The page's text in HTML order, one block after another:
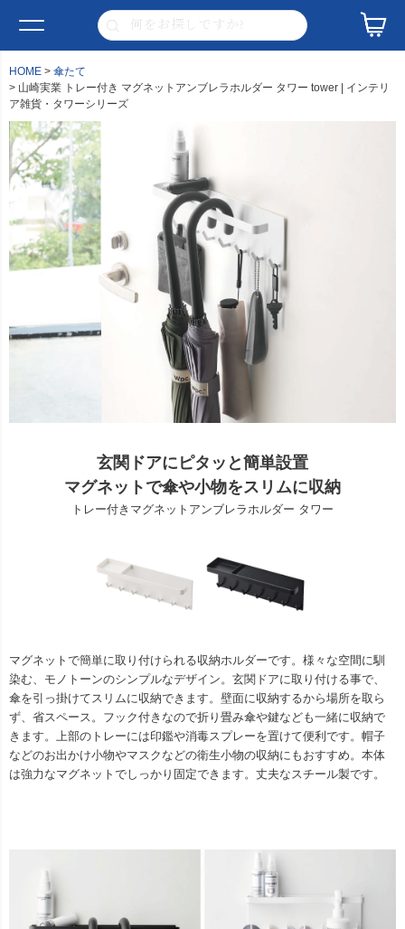
HOME
傘たて
山崎実業 トレー付き マグネットアンブレラホルダー タワー tower | インテリ
ア雑貨・タワーシリーズ
玄関ドアにピタッと簡単設置
マグネットで傘や小物をスリムに収納
トレー付きマグネットアンブレラホルダー タワー
マグネットで簡単に取り付けられる収納ホルダーです。様々な空間に馴
染む、モノトーンのシンプルなデザイン。玄関ドアに取り付ける事で、
傘を引っ掛けてスリムに収納できます。壁面に収納するから場所を取ら
ず、省スペース。フック付きなので折り畳み傘や鍵なども一緒に収納で
きます。上部のトレーには印鑑や消毒スプレーを置けて便利です。帽子
などのお出かけ小物やマスクなどの衛生小物の収納にもおすすめ。本体
は強力なマグネットでしっかり固定できます。丈夫なスチール製です。